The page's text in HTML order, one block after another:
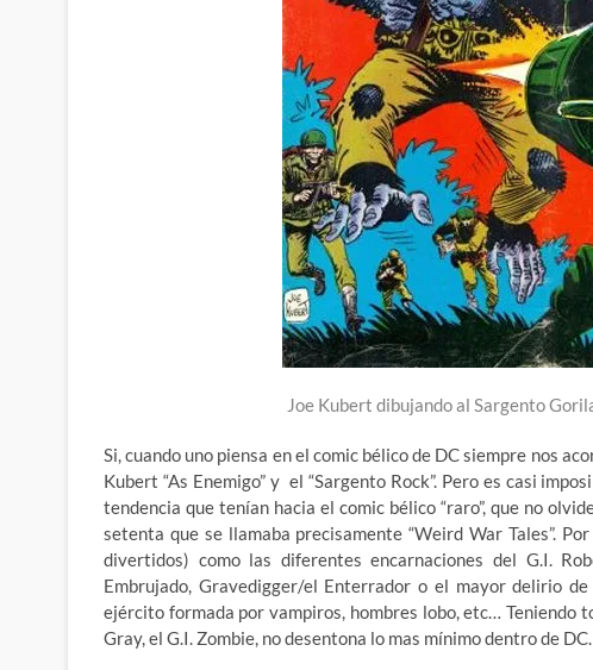
Joe Kubert dibujando al Sargento
Si, cuando uno piensa en el comic bélico de DC siempre nos
Kubert “As Enemigo” y el “Sargento Rock”. Pero es casi
tendencia que tenían hacia el comic bélico “raro”, que no
setenta que se llamaba precisamente “Weird War Tales”.
divertidos) como las diferentes encarnaciones del G.I.
Embrujado, Gravedigger/el Enterrador o el mayor delirio
ejército formada por vampiros, hombres lobo, etc… Teniendo
Gray, el G.I. Zombie, no desentona lo mas mínimo dentro de DC.